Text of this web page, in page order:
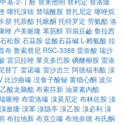
噻托溴铵 替瑞酰胺 替扎尼定 噻唑烷
朋 托萘酯 托哌酮 托特罗定 劳氨酯 洛
唑 卢美哌隆 苯芴醇 羽扇豆鹼 鲁拉西
石松胺 石蒜胺 盐酸石蒜碱 L-赖氨酸 拉
布 鲁索替尼 RSC-3388 雷奈酸 瑞沙
雷贝拉唑 莱克多巴胺 碘醚柳胺 雷洛
替丁 雷诺嗪 雷沙吉兰 阿德福韦酯 溴
比沙曲嗪 没食子酸铋 黄细心酮 波尔
乙酸龙脑酯 布索芬新 油菜素内酯
哌唑 布雷洛嗪 溴莫尼定 布林佐胺 溴
溴敌隆 溴苯 溴隐亭 溴乙胺 溴必利 溴
布拉地新 布克立嗪 布地奈德 布氏酮